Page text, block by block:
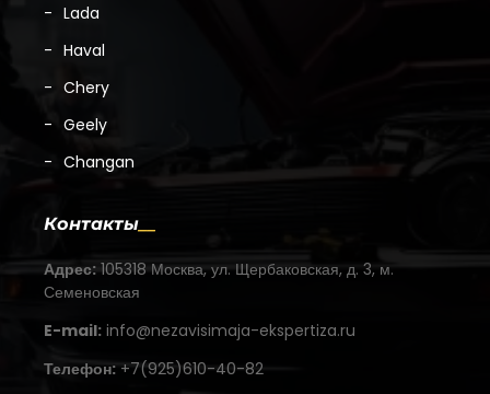
Lada
Haval
Chery
Geely
Changan
Контакты
Адрес: 105318 Москва, ул. Щербаковская, д. 3, м.
Семеновская
E-mail: info@nezavisimaja-ekspertiza.ru
Телефон: +7(925)610-40-82